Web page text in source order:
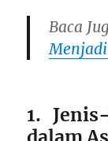
Baca
1.